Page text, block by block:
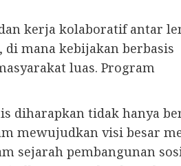
kerja kolaboratif antar
mana kebijakan berbasis
luas. Program
diharapkan tidak hanya
mewujudkan visi besar
sejarah pembangunan